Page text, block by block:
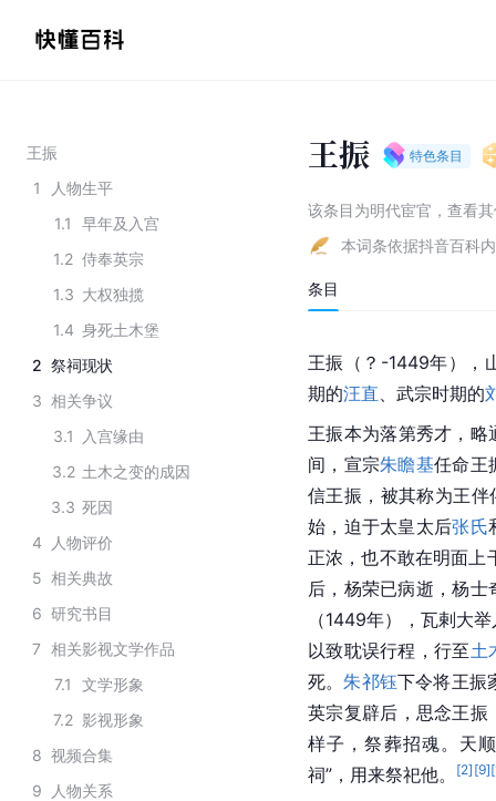
王振
1
人物生平
1.1
早年及入宫
1.2 侍奉英宗
1.3 大权独揽
1.4 身死土木堡
2 祭祠现状
3 相关争议
3.1
入宫缘由
3.2 土木之变的成因
3.3 死因
4
人物评价
5 相关典故
6 研究书目
7 相关影视文学作品
7.1
文学形象
7.2 影视形象
8 视频合集
9
人物关系
王振 特色条目
该条目为明代宦官 ， 查看
本词条依据抖音百科
条目
王振（？-1449年），
期的汪直 、武宗时期的
王振本为落第秀才，
间，宣宗朱瞻基任命王
信王振，被其称为王伴
始，迫于太皇太后张氏
正浓，也不敢在明面上
后，杨荣已病逝，杨
（1449年），瓦剌大
以致耽误行程，行至土
死。朱祁钰下令将王振
英宗复辟后，思念王振
样子，祭葬招魂。天
祠”，用来祭祀他。
[2] [9][